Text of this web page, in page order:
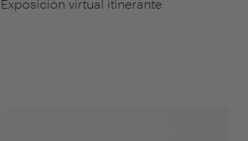
Exposición virtual itinerante